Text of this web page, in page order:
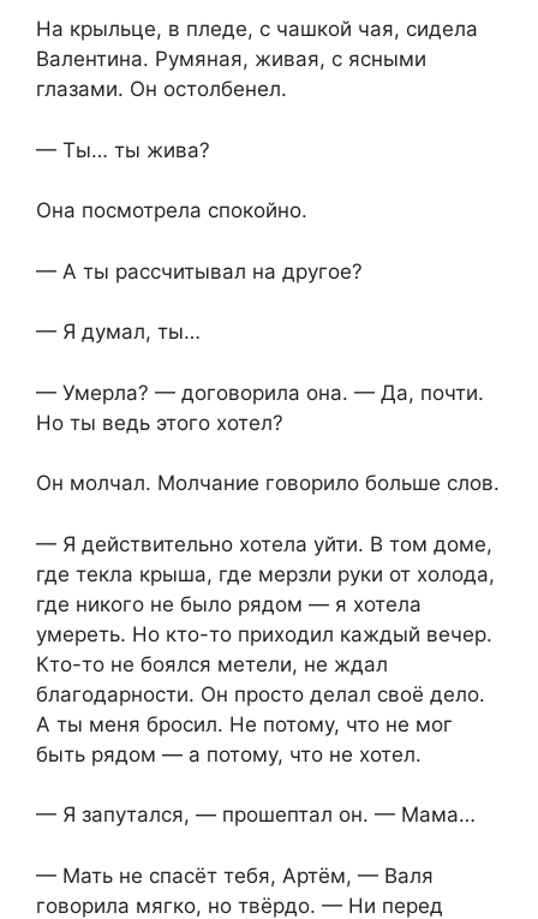
На крыльце, в пледе, с чашкой чая, сидела
Валентина. Румяная, живая, с ясными
глазами. Он остолбенел.
— Ты… ты жива?
Она посмотрела спокойно.
— А ты рассчитывал на другое?
— Я думал, ты…
— Умерла? — договорила она. — Да, почти.
Но ты ведь этого хотел?
Он молчал. Молчание говорило больше слов.
— Я действительно хотела уйти. В том доме,
где текла крыша, где мерзли руки от холода,
где никого не было рядом — я хотела
умереть. Но кто-то приходил каждый вечер.
Кто-то не боялся метели, не ждал
благодарности. Он просто делал своё дело.
А ты меня бросил. Не потому, что не мог
быть рядом — а потому, что не хотел.
— Я запутался, — прошептал он. — Мама…
— Мать не спасёт тебя, Артём, — Валя
говорила мягко, но твёрдо. — Ни перед